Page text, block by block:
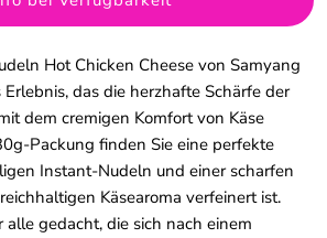
Hot Chicken Cheese von Samyang
das die herzhafte Schärfe der
dem cremigen Komfort von Käse
Packung finden Sie eine perfekte
Instant-Nudeln und einer scharfen
Käsearoma verfeinert ist.
alle gedacht, die sich nach einem